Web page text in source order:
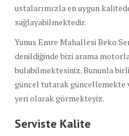
ustalarımızla en uygun
sağlayabilmektedir.
Yunus Emre Mahallesi Beko
denildiğinde bizi arama
bulabilmektesiniz. Bununla
güncel tutarak güncellemekte
yeri olarak görmekteyiz.
Serviste Kalite